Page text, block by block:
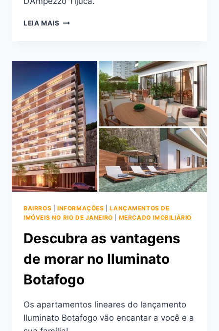
LEIA MAIS DESCUBRA
A
PENA
MORAR
NO
SOLAR
D’AMPEZZO
TIJUCA
BAIRROS INFORMAÇÕES |LANÇAMENTOS DE
IMÓVEIS NO RIO DE JANEIRO
MERCADO IMOBILIÁRIO
Descubra as vantagens
de morar no Iluminato
Botafogo
Os apartamentos lineares do lançamento
Iluminato Botafogo vão encantar a você e a